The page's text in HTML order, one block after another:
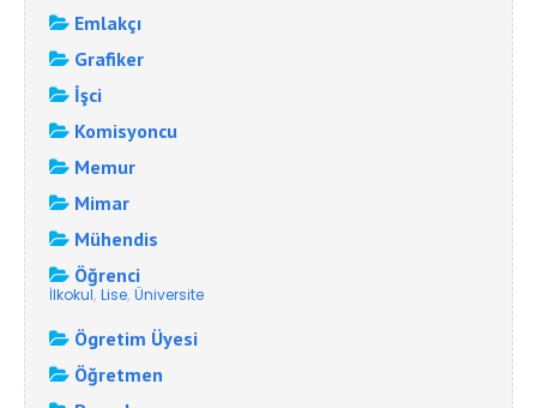
Emlakçı
Grafiker
İşci
Komisyoncu
Memur
Mimar
Mühendis
Öğrenci
İlkokul, Lise, Üniversite
Ögretim Üyesi
Öğretmen